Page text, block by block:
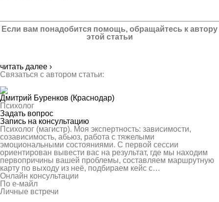
Если вам понадобится помощь, обращайтесь к автору
этой статьи
читать далее ›
Связаться с автором статьи:
Дмитрий Буренков (Краснодар)
Психолог
Задать вопрос
Запись на консультацию
Психолог (магистр). Моя экспертность: зависимости,
созависимость, абьюз, работа с тяжелыми
эмоциональными состояниями. С первой сессии
ориентирован вывести вас на результат, где мы находим
первопричины вашей проблемы, составляем маршрутную
карту по выходу из неё, подбираем кейс с…
Онлайн консультации
По е-майл
Личные встречи